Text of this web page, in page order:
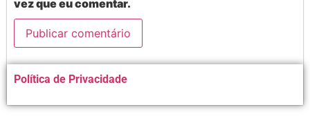
vez que eu comentar.
Alternative:
Política de Privacidade